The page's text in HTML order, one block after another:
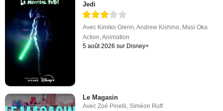
Jedi
Avec Kimiko Glenn ,Andrew Kishino Masi Oka
Action ,Animation
5 août 2026 sur Disney+
Le Magasin
AvecZoé Pinelli,Siméon Ruff